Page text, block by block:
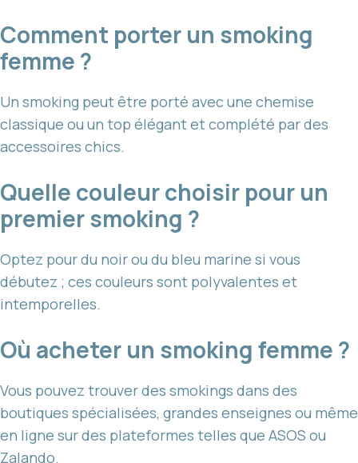
Comment porter un smoking
femme ?
Un smoking peut être porté avec une chemise
classique ou un top élégant et complété par des
accessoires chics.
Quelle couleur choisir pour un
premier smoking ?
Optez pour du noir ou du bleu marine si vous
débutez ; ces couleurs sont polyvalentes et
intemporelles.
Où acheter un smoking femme ?
Vous pouvez trouver des smokings dans des
boutiques spécialisées, grandes enseignes ou même
en ligne sur des plateformes telles que ASOS ou
Zalando.